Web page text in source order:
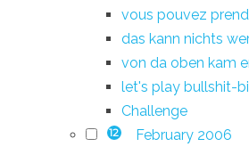
vous pouvez
das kann nichts
von da oben kam
let's play bullshit-
Challenge
12 February 2006